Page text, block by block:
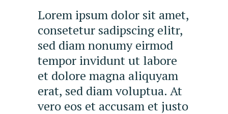
Lorem ipsum dolor sit amet,
consetetur sadipscing elitr,
sed diam nonumy eirmod
tempor invidunt ut labore
et dolore magna aliquyam
erat, sed diam voluptua. At
vero eos et accusam et justo